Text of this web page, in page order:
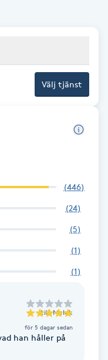
Välj tjänst
(446)
(24)
(5)
(1)
(1)
till Melek
för 5 dagar sedan
han håller på